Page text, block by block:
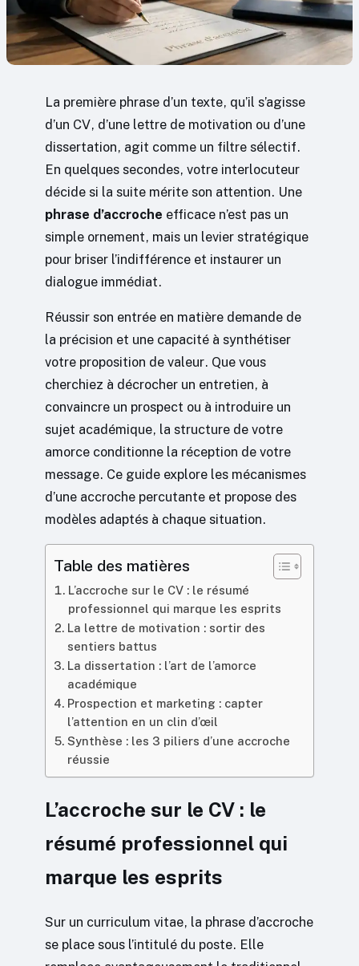
La première phrase d’un texte, qu’il s’agisse
d’un CV, d’une lettre de motivation ou d’une
dissertation, agit comme un filtre sélectif.
En quelques secondes, votre interlocuteur
décide si la suite mérite son attention. Une
phrase d’accroche efficace n’est pas un
simple ornement, mais un levier stratégique
pour briser l’indifférence et instaurer un
dialogue immédiat.
Réussir son entrée en matière demande de
la précision et une capacité à synthétiser
votre proposition de valeur. Que vous
cherchiez à décrocher un entretien, à
convaincre un prospect ou à introduire un
sujet académique, la structure de votre
amorce conditionne la réception de votre
message. Ce guide explore les mécanismes
d’une accroche percutante et propose des
modèles adaptés à chaque situation.
Table des matières
L’accroche sur le CV : le résumé
professionnel qui marque les esprits
La lettre de motivation : sortir des
sentiers battus
La dissertation : l’art de l’amorce
académique
Prospection et marketing : capter
l’attention en un clin d’œil
Synthèse : les 3 piliers d’une accroche
réussie
L’accroche sur le CV : le
résumé professionnel qui
marque les esprits
Sur un curriculum vitae, la phrase d’accroche
se place sous l’intitulé du poste. Elle